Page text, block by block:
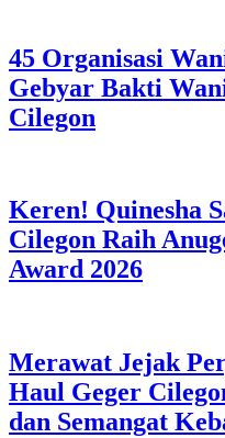
45 Organisasi
Gebyar Bakti
Cilegon
Keren! Quinesha
Cilegon Raih
Award 2026
Merawat Jejak
Haul Geger
dan Semangat